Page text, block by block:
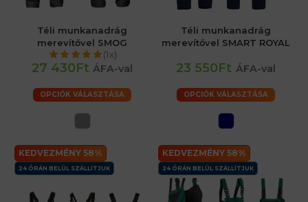
Téli munkanadrág
merevítővel SMOG
(1x)
27 430Ft ÁFA-val
OPCIÓK VÁLASZTÁSA
Téli munkanadrág
merevítővel SMART ROYAL
23 550Ft ÁFA-val
OPCIÓK VÁLASZTÁSA
KEDVEZMÉNY 58%
24 ÓRÁN BELÜL SZÁLLÍTJUK
KEDVEZMÉNY 58%
24 ÓRÁN BELÜL SZÁLLÍTJUK